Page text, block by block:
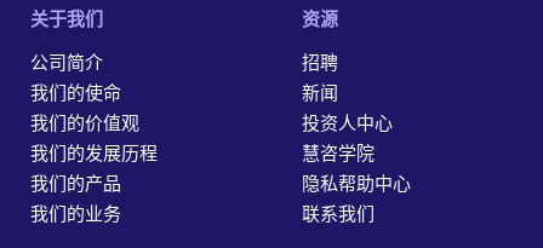
关于我们
公司简介
我们的使命
我们的价值观
我们的发展历程
我们的产品
我们的业务
资源
招聘
新闻
投资人中心
慧咨学院
隐私帮助中心
联系我们